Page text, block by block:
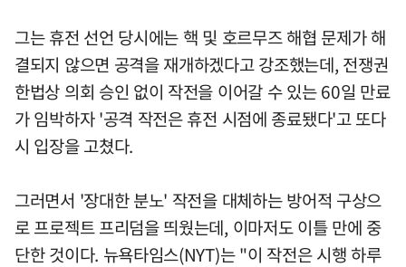
그는 휴전 선언 당시에는 핵 및 호르무즈 해협 문제가 해
결되지 않으면 공격을 재개하겠다고 강조했는데, 전쟁권
한법상 의회 승인 없이 작전을 이어갈 수 있는 60일 만료
가 임박하자 '공격 작전은 휴전 시점에 종료됐다'고 또다
시 입장을 고쳤다.
그러면서 '장대한 분노' 작전을 대체하는 방어적 구상으
로 프로젝트 프리덤을 띄웠는데, 이마저도 이틀 만에 중
단한 것이다. 뉴욕타임스(NYT)는 "이 작전은 시행 하루